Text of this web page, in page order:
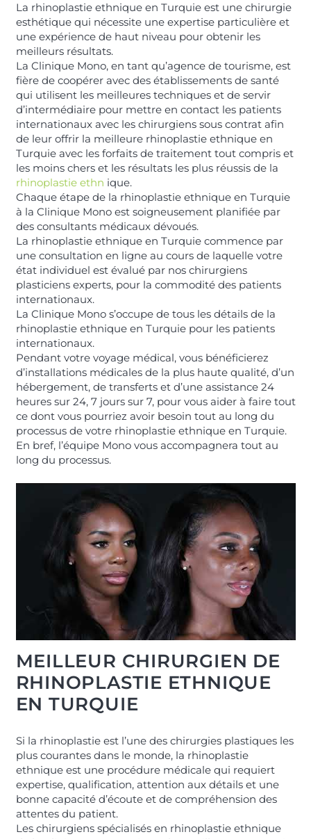
La rhinoplastie ethnique en Turquie est une chirurgie
esthétique qui nécessite une expertise particulière et
une expérience de haut niveau pour obtenir les
meilleurs résultats.
La Clinique Mono, en tant qu’agence de tourisme, est
fière de coopérer avec des établissements de santé
qui utilisent les meilleures techniques et de servir
d’intermédiaire pour mettre en contact les patients
internationaux avec les chirurgiens sous contrat afin
de leur offrir la meilleure rhinoplastie ethnique en
Turquie avec les forfaits de traitement tout compris et
les moins chers et les résultats les plus réussis de la
rhinoplastie ethn ique.
Chaque étape de la rhinoplastie ethnique en Turquie
à la Clinique Mono est soigneusement planifiée par
des consultants médicaux dévoués.
La rhinoplastie ethnique en Turquie commence par
une consultation en ligne au cours de laquelle votre
état individuel est évalué par nos chirurgiens
plasticiens experts, pour la commodité des patients
internationaux.
La Clinique Mono s’occupe de tous les détails de la
rhinoplastie ethnique en Turquie pour les patients
internationaux.
Pendant votre voyage médical, vous bénéficierez
d’installations médicales de la plus haute qualité, d’un
hébergement, de transferts et d’une assistance 24
heures sur 24, 7 jours sur 7, pour vous aider à faire tout
ce dont vous pourriez avoir besoin tout au long du
processus de votre rhinoplastie ethnique en Turquie.
En bref, l’équipe Mono vous accompagnera tout au
long du processus.
MEILLEUR CHIRURGIEN DE
RHINOPLASTIE ETHNIQUE
EN TURQUIE
Si la rhinoplastie est l’une des chirurgies plastiques les
plus courantes dans le monde, la rhinoplastie
ethnique est une procédure médicale qui requiert
expertise, qualification, attention aux détails et une
bonne capacité d’écoute et de compréhension des
attentes du patient.
Les chirurgiens spécialisés en rhinoplastie ethnique